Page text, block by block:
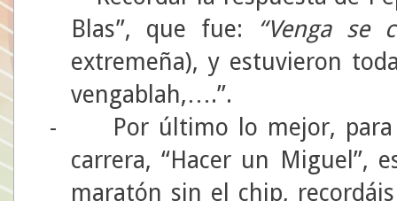
Blas”, que fue: “Venga se
extremeña), y estuvieron
vengablah,….”.
-
Por último lo mejor,
carrera, “Hacer un Miguel”,
maratón sin el chip,